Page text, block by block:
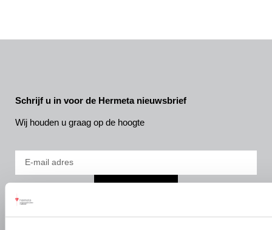
Schrijf u in voor de Hermeta nieuwsbrief
Wij houden u graag op de hoogte
DIVISIES SERVICE